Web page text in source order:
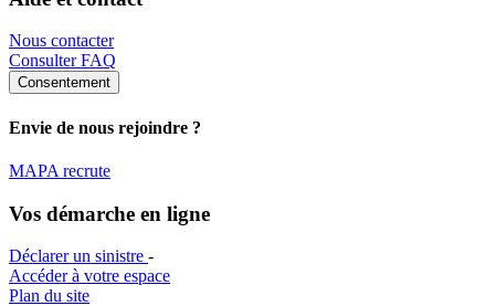
Nous contacter
Consulter FAQ
Consentement
Envie de nous rejoindre ?
MAPA recrute
Vos démarche en ligne
Déclarer un sinistre -
Accéder à votre espace
Plan du site